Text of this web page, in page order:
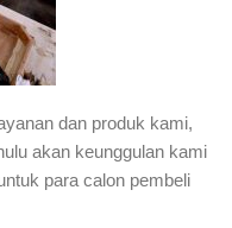
dan produk kami,
akan keunggulan kami
para calon pembeli